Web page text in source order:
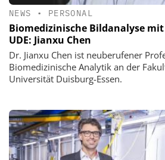
NEWS • PERSONAL
Biomedizinische Bildanalyse mit
UDE: Jianxu Chen
Dr. Jianxu Chen ist neuberufener
Biomedizinische Analytik an der
Universität Duisburg-Essen.